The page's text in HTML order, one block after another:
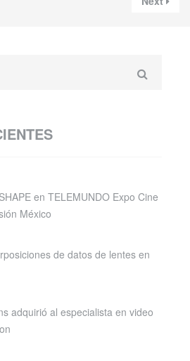
en TELEMUNDO Expo Cine
México
de datos de lentes en
adquirió al especialista en video